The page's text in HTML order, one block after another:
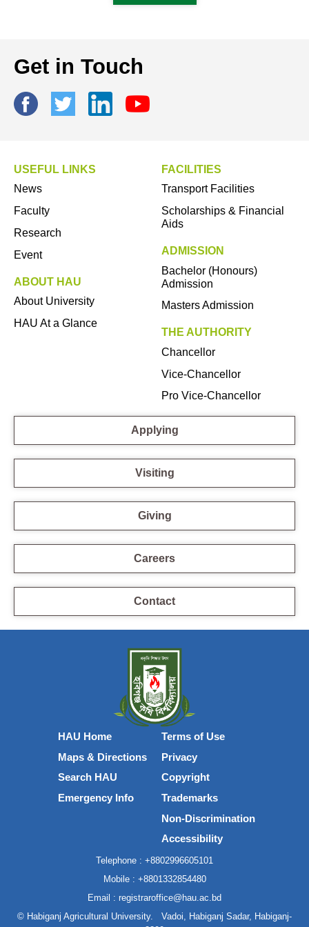
Get in Touch
USEFUL LINKS
News
Faculty
Research
Event
ABOUT HAU
About University
HAU At a Glance
FACILITIES
Transport Facilities
Scholarships & Financial
Aids
ADMISSION
Bachelor (Honours)
Admission
Masters Admission
THE AUTHORITY
Chancellor
Vice-Chancellor
Pro Vice-Chancellor
Applying
Visiting
Giving
Careers
Contact
HAU Home
Maps & Directions
Search HAU
Emergency Info
Terms of Use
Privacy
Copyright
Trademarks
Non-Discrimination
Accessibility
Telephone : +8802996605101
Mobile : +8801332854480
Email : registraroffice@hau.ac.bd
© Habiganj Agricultural University.Vadoi, Habiganj Sadar, Habiganj-